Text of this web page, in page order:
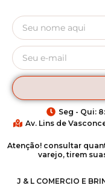
Seg - Qui:
Av. Lins de
Atenção! consultar
varejo, tirem
J & L COMERCIO E